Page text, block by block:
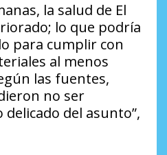
la salud de El
lo que podría
para cumplir con
al menos
las fuentes,
no ser
del asunto”,